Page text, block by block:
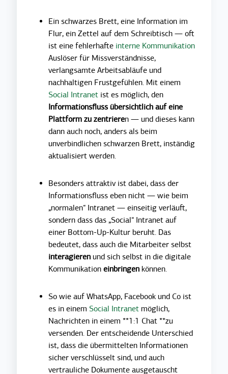
Ein schwarzes Brett, eine Information im
Flur, ein Zettel auf dem Schreibtisch — oft
ist eine fehlerhafte interne Kommunikation
Auslöser für Missverständnisse,
verlangsamte Arbeitsabläufe und
nachhaltigen Frustgefühlen. Mit einem
Social Intranet ist es möglich, den
Informationsfluss übersichtlich auf eine
Plattform zu zentrieren — und dieses kann
dann auch noch, anders als beim
unverbindlichen schwarzen Brett, inständig
aktualisiert werden.
Besonders attraktiv ist dabei, dass der
Informationsfluss eben nicht — wie beim
„normalen“ Intranet — einseitig verläuft,
sondern dass das „Social“ Intranet auf
einer Bottom-Up-Kultur beruht. Das
bedeutet, dass auch die Mitarbeiter selbst
interagieren und sich selbst in die digitale
Kommunikationeinbringen können.
So wie auf WhatsApp, Facebook und Co ist
es in einem Social Intranet möglich,
Nachrichten in einem **1:1 Chat **zu
versenden. Der entscheidende Unterschied
ist, dass die übermittelten Informationen
sicher verschlüsselt sind, und auch
vertrauliche Dokumente ausgetauscht